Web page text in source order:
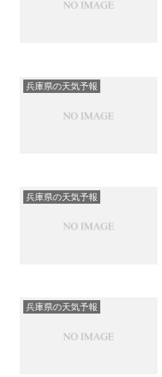
兵庫県の天気予報
兵庫県の天気予報
兵庫県の天気予報